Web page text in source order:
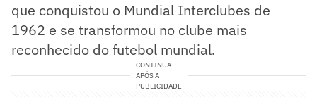
que conquistou o Mundial Interclubes de
1962 e se transformou no clube mais
reconhecido do futebol mundial.
CONTINUA
APÓS A
PUBLICIDADE